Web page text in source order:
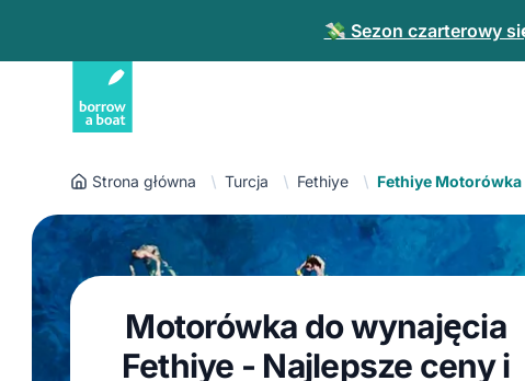
💸 Sezon czarterowy
Strona główna Turcja Fethiye Fethiye Motorówka
Motorówka do wynajęcia
Fethiye - Najlepsze ceny i